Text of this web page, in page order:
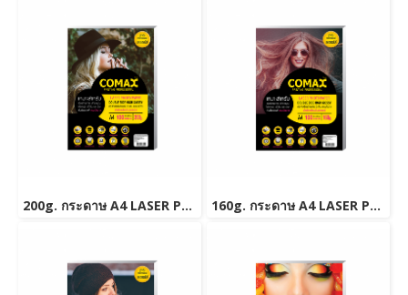
200g. กระดาษ A4 LASER PHOTO DOUBLE SIDE HIGH GLOSSY PAPER (WATER RESISTANT) 100 แผ่น 160g. กระดาษ A4 LASER PHOTO DOUBLE SIDE HIGH GLOSSY PAPER (WATER RESISTANT) 100 แผ่น